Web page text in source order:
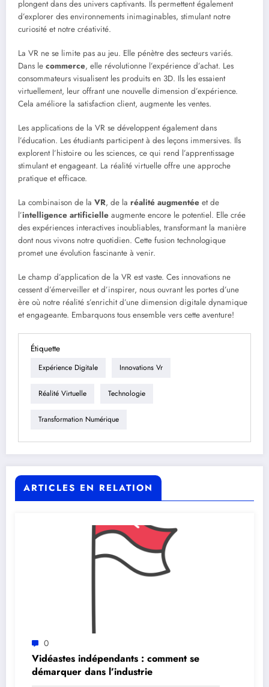
plongent dans des univers captivants. Ils permettent également
d’explorer des environnements inimaginables, stimulant notre
curiosité et notre créativité.
La VR ne se limite pas au jeu. Elle pénètre des secteurs variés.
Dans le commerce, elle révolutionne l’expérience d’achat. Les
consommateurs visualisent les produits en 3D. Ils les essaient
virtuellement, leur offrant une nouvelle dimension d’expérience.
Cela améliore la satisfaction client, augmente les ventes.
Les applications de la VR se développent également dans
l’éducation. Les étudiants participent à des leçons immersives. Ils
explorent l’histoire ou les sciences, ce qui rend l’apprentissage
stimulant et engageant. La réalité virtuelle offre une approche
pratique et efficace.
La combinaison de la VR, de la réalité augmentée et de
l’intelligence artificielle augmente encore le potentiel. Elle crée
des expériences interactives inoubliables, transformant la manière
dont nous vivons notre quotidien. Cette fusion technologique
promet une évolution fascinante à venir.
Le champ d’application de la VR est vaste. Ces innovations ne
cessent d’émerveiller et d’inspirer, nous ouvrant les portes d’une
ère où notre réalité s’enrichit d’une dimension digitale dynamique
et engageante. Embarquons tous ensemble vers cette aventure!
Étiquette
Expérience Digitale Innovations Vr
Réalité Virtuelle Technologie
Transformation Numérique
ARTICLES EN RELATION
0
Vidéastes indépendants : comment se
démarquer dans l’industrie